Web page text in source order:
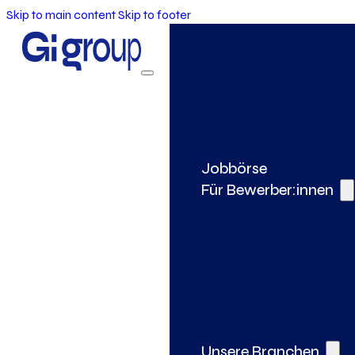
Skip to main contentSkip to footer
Jobbörse
Für Bewerber:innen